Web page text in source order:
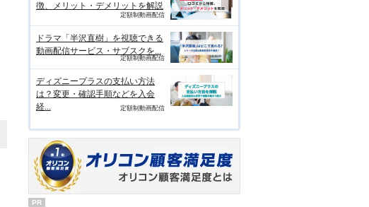
徴、メリット・デメリットを解説
定額制動画配信
ドラマ「半沢直樹」を視聴できる
動画配信サービス・サブスクを...
定額制動画配信
ディズニープラスの支払い方法
は？変更・確認手順などを入会
経...
定額制動画配信
PR